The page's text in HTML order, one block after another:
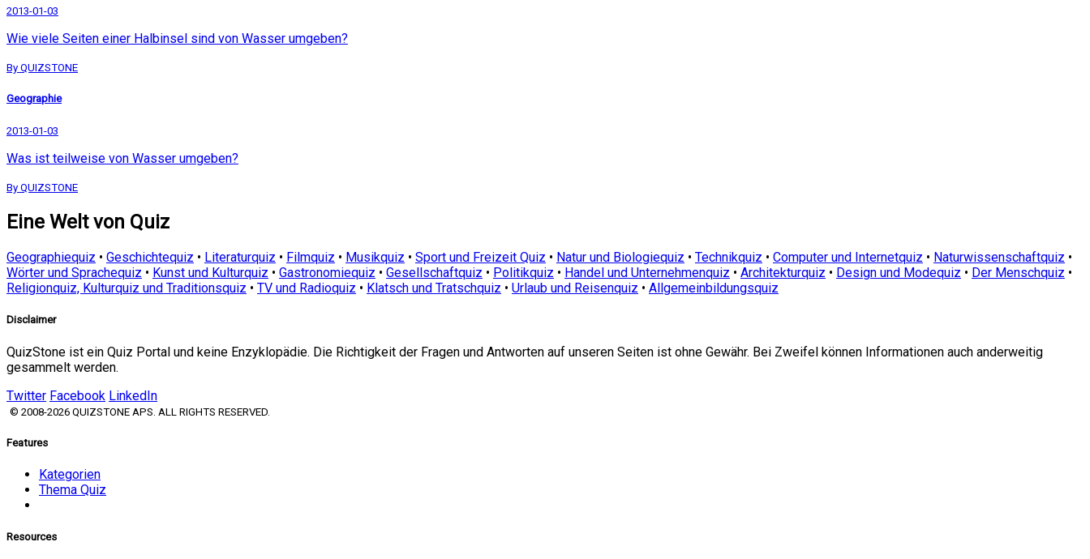
2013-01-03
Wie viele Seiten einer Halbinsel sind von Wasser umgeben?
By QUIZSTONE
Geographie
2013-01-03
Was ist teilweise von Wasser umgeben?
By QUIZSTONE
Eine Welt von Quiz
Geographiequiz • Geschichtequiz • Literaturquiz • Filmquiz • Musikquiz • Sport und Freizeit Quiz • Natur und Biologiequiz • Technikquiz • Computer und Internetquiz • Naturwissenschaftquiz •
Wörter und Sprachequiz • Kunst und Kulturquiz • Gastronomiequiz • Gesellschaftquiz • Politikquiz • Handel und Unternehmenquiz • Architekturquiz • Design und Modequiz • Der Menschquiz •
Religionquiz, Kulturquiz und Traditionsquiz • TV und Radioquiz • Klatsch und Tratschquiz • Urlaub und Reisenquiz • Allgemeinbildungsquiz
Disclaimer
QuizStone ist ein Quiz Portal und keine Enzyklopädie. Die Richtigkeit der Fragen und Antworten auf unseren Seiten ist ohne Gewähr. Bei Zweifel können Informationen auch anderweitig
gesammelt werden.
Twitter Facebook LinkedIn
© 2008-2026 QUIZSTONE APS. ALL RIGHTS RESERVED.
Features
Kategorien
Thema Quiz
Resources